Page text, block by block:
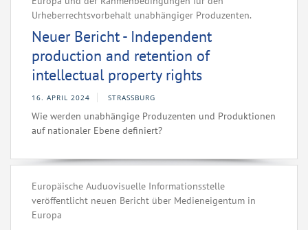
Urheberrechtsvorbehalt unabhängiger Produzenten.
Neuer Bericht - Independent
production and retention of
intellectual property rights
16. APRIL 2024 STRASSBURG
Wie werden unabhängige Produzenten und Produktionen
auf nationaler Ebene definiert?
Europäische Auduovisuelle Informationsstelle
veröffentlicht neuen Bericht über Medieneigentum in
Europa